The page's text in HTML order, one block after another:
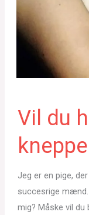
Vil du
Jeg er en pige,
succesrige
mig? Måske vil